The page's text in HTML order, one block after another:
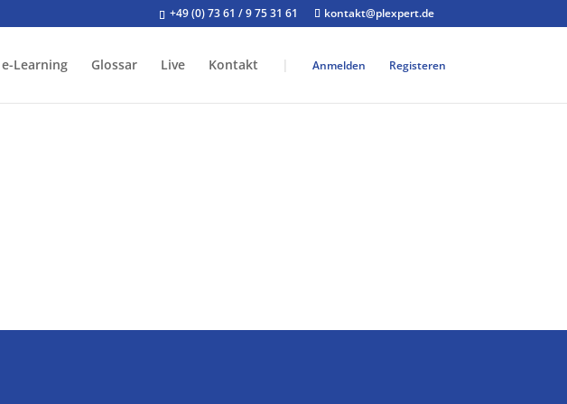
+49 (0) 73 61 / 9 75 31 61 kontakt@plexpert.de
e-Learning Glossar Live Kontakt | Anmelden Registeren